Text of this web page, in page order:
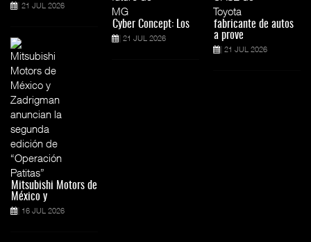
21 JUL 2026
Mitsubishi Motors de
México y
16 JUL 2026
Cyber Concept: Los
21 JUL 2026
fabricante de autos
a prove
21 JUL 2026